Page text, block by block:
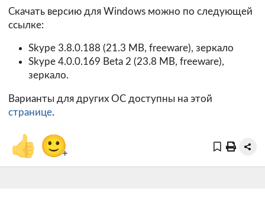
Скачать версию для Windows можно по следующей
ссылке:
Skype 3.8.0.188 (21.3 MB, freeware), зеркало
Skype 4.0.0.169 Beta 2 (23.8 MB, freeware),
зеркало.
Варианты для других ОС доступны на этой
странице.
👍 🙂+